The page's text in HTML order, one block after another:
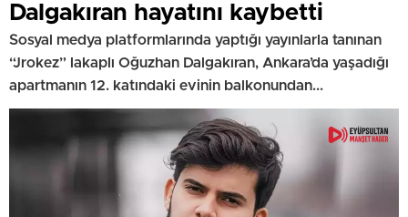
Dalgakıran hayatını kaybetti
Sosyal medya platformlarında yaptığı yayınlarla tanınan
“Jrokez” lakaplı Oğuzhan Dalgakıran, Ankara’da yaşadığı
apartmanın 12. katındaki evinin balkonundan...